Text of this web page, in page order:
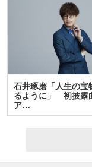
石井琢磨「人生の宝
るように」 初披露
ア…